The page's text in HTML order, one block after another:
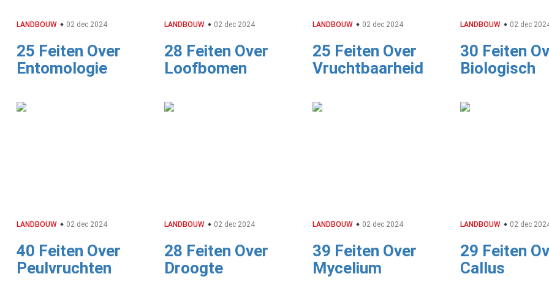
LANDBOUW 02 dec 2024
25 Feiten Over
Entomologie
LANDBOUW 02 dec 2024
28 Feiten Over
Loofbomen
LANDBOUW 02 dec 2024
25 Feiten Over
Vruchtbaarheid
LANDBOUW 02 dec
30 Feiten
Biologisch
LANDBOUW 02 dec 2024
40 Feiten Over
Peulvruchten
LANDBOUW 02 dec 2024
28 Feiten Over
Droogte
LANDBOUW 02 dec 2024
39 Feiten Over
Mycelium
LANDBOUW 02 dec
29 Feiten
Callus